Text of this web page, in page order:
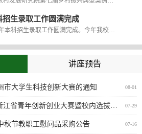
招生录取工作圆满完成
8月5日，我校2026年本科招生录取工作圆满完成。今年我校在全国31个省（市、自治区）共有招生计划5529人，实际录取5530人，本科招生规模稳中有升、生源质量稳步提升。除专升本、单考单招和三位一体外，特控类型控制线（重点）录取率为79.59%，较2025年提升8.12%。我校本科招生工作在学校党委行政的高度重视下，在全校师生的共同努力下，全面推进本科优质生源工程建设，做精做细招生宣传工作，持续创新招生宣传方式，优化提升招...
讲座预告
08-01
市大学生科技创新大赛的通知
07-29
关于开展2026年“创青春”浙江省青年创新创业大赛暨校内选拔赛的通知
07-16
秋节教职工慰问品采购公告